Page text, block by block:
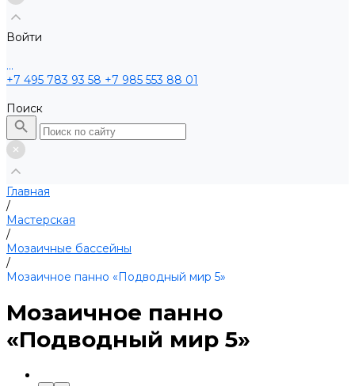
Войти
...
+7 495 783 93 58 +7 985 553 88 01
Поиск
Главная
/
Мастерская
/
Мозаичные бассейны
/
Мозаичное панно «Подводный мир 5»
Мозаичное панно
«Подводный мир 5»